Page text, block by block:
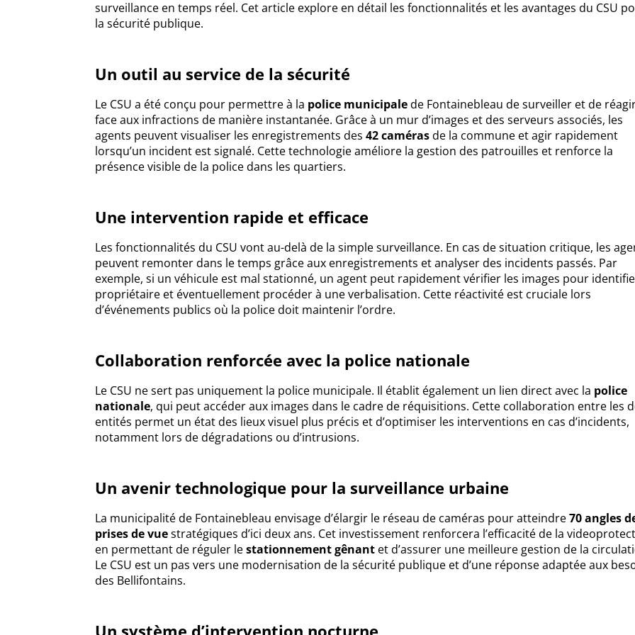
surveillance en temps réel. Cet article explore en détail les fonctionnalités et les avantages du CSU
la sécurité publique.
Un outil au service de la sécurité
Le CSU a été conçu pour permettre à la police municipalede Fontainebleau de surveiller et de
face aux infractions de manière instantanée. Grâce à un mur d’images et des serveurs associés, les
agents peuvent visualiser les enregistrements des42 camérasde la commune et agir rapidement
lorsqu’un incident est signalé. Cette technologie améliore la gestion des patrouilles et renforce la
présence visible de la police dans les quartiers.
Une intervention rapide et efficace
Les fonctionnalités du CSU vont au-delà de la simple surveillance. En cas de situation critique, les
peuvent remonter dans le temps grâce aux enregistrements et analyser des incidents passés. Par
exemple, si un véhicule est mal stationné, un agent peut rapidement vérifier les images pour
propriétaire et éventuellement procéder à une verbalisation. Cette réactivité est cruciale lors
d’événements publics où la police doit maintenir l’ordre.
Collaboration renforcée avec la police nationale
Le CSU ne sert pas uniquement la police municipale. Il établit également un lien direct avec la police
nationale, qui peut accéder aux images dans le cadre de réquisitions. Cette collaboration entre les
entités permet un état des lieux visuel plus précis et d’optimiser les interventions en cas d’incidents,
notamment lors de dégradations ou d’intrusions.
Un avenir technologique pour la surveillance urbaine
La municipalité de Fontainebleau envisage d’élargir le réseau de caméras pour atteindre70 angles
prises de vuestratégiques d’ici deux ans. Cet investissement renforcera l’efficacité de la
en permettant de réguler lestationnement gênant et d’assurer une meilleure gestion de la
Le CSU est un pas vers une modernisation de la sécurité publique et d’une réponse adaptée aux
des Bellifontains.